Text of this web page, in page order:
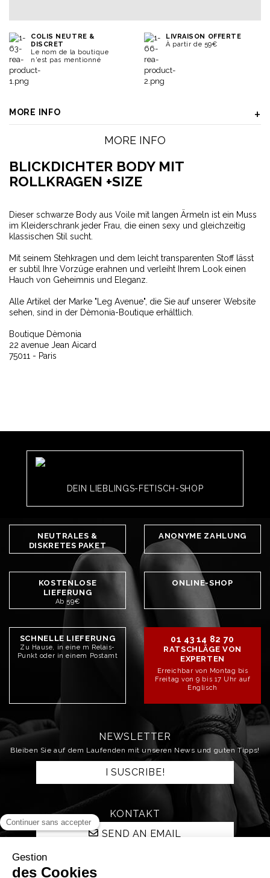
COLIS NEUTRE &
DISCRET
Le nom de la boutique
n'est pas mentionné
LIVRAISON OFFERTE
À partir de 59€
MORE INFO
MORE INFO
BLICKDICHTER BODY MIT
ROLLKRAGEN +SIZE
Dieser schwarze Body aus Voile mit langen Ärmeln ist ein Muss
im Kleiderschrank jeder Frau, die einen sexy und gleichzeitig
klassischen Stil sucht.
Mit seinem Stehkragen und dem leicht transparenten Stoff lässt
er subtil Ihre Vorzüge erahnen und verleiht Ihrem Look einen
Hauch von Geheimnis und Eleganz.
Alle Artikel der Marke "Leg Avenue", die Sie auf unserer Website
sehen, sind in der Dèmonia-Boutique erhältlich.
Boutique Dèmonia
22 avenue Jean Aicard
75011 - Paris
DEIN LIEBLINGS-FETISCH-SHOP
NEUTRALES &
DISKRETES PAKET
ANONYME ZAHLUNG
KOSTENLOSE
LIEFERUNG
Ab 59€
ONLINE-SHOP
SCHNELLE LIEFERUNG
Zu Hause, in eine m Relais-
Punkt oder in einem Postamt
01 43 14 82 70
RATSCHLÄGE VON
EXPERTEN
Erreichbar von Montag bis
Freitag von 9 bis 17 Uhr auf
Englisch
NEWSLETTER
Bleiben Sie auf dem Laufenden mit unseren News und guten Tipps!
I SUSCRIBE!
KONTAKT
SEND AN EMAIL
STAY CONNECTED!